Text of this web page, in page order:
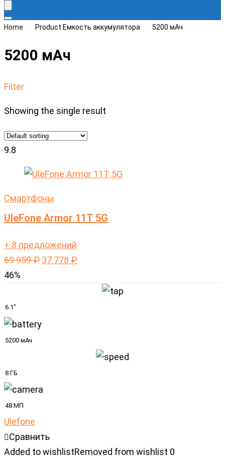
Home Product Емкость аккумулятора 5200 мАч
5200 мАч
Filter
Showing the single result
9.8
Cмартфоны
UleFone Armor 11T 5G
+ 8 предложений
69 959₽ 37 778 ₽
46%
6.1"
5200 мАч
8 ГБ
48 МП
Ulefone
Сравнить
Added to wishlistRemoved from wishlist 0